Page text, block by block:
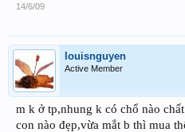
14/6/09
louisnguyen
Active Member
m k ở tp,nhung k có chổ nào
con nào đẹp,vừa mắt b thì mua